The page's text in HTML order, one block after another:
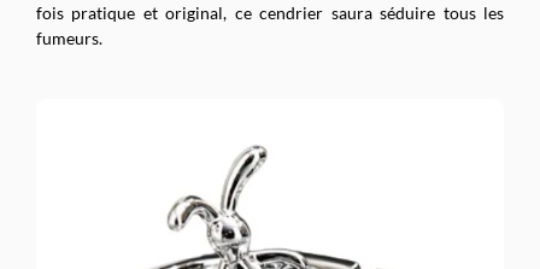
fois pratique et original, ce cendrier saura séduire tous les
fumeurs.